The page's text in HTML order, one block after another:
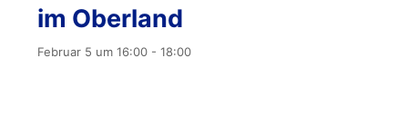
im Oberland
Februar 5 um 16:00 - 18:00